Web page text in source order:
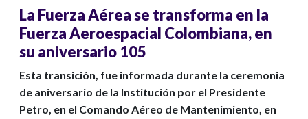
La Fuerza Aérea se transforma en la
Fuerza Aeroespacial Colombiana, en
su aniversario 105
Esta transición, fue informada durante la ceremonia
de aniversario de la Institución por el Presidente
Petro, en el Comando Aéreo de Mantenimiento, en